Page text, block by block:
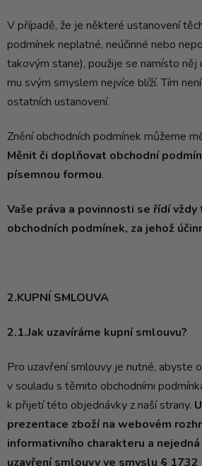
V případě, že je některé ustanovení
podmínek neplatné, neúčinné nebo
takovým stane), použije se namísto něj
mu svým smyslem nejvíce blíží. Tím
ostatních ustanovení.
Znění obchodních podmínek můžeme
Měnit či doplňovat obchodní
písemnou formou.
Vaše práva a povinnosti se řídí vždy
obchodních podmínek, za jehož
2.KUPNÍ SMLOUVA
2.1.Jak uzavíráme kupní smlouvu?
Pro uzavření smlouvy je nutné, abyste
v souladu s těmito obchodními
k přijetí této objednávky z naší strany.
prezentace zboží na webovém
informativního charakteru a nejedná
uzavření smlouvy ve smyslu §